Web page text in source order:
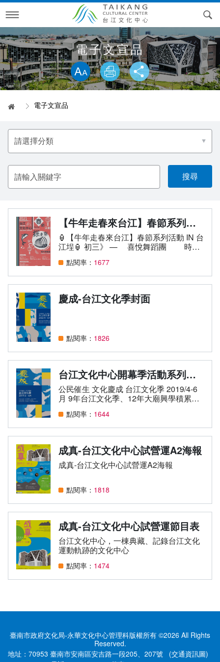
跳
到
主
要
內
容訊息專區
最新消息
電子文宣
電子文宣品
精彩片段
線上報名
活動月曆
專案活動
台江文化季
2026台江文化季—內海派對‧庄頭看戲
2024台江文化季—偶遇台江
2023台江文化季—建庄二百年
2022台江文化季
2021台江文化季
2019台江文化季 —開幕季活動
2018台江文化季
2017台江文化季
專案回顧
圖書館活動
開館試營運活動
開幕季活動
2023開江紀藝術裝置展&棲身的港灣
參觀資訊
空間導覽
交通資訊
貼心服務
科長信箱
科長信箱進度查詢
表單下載
問卷調查
無障礙專區
表演檔期申請
關於我們
歷史沿革
園區建物介紹
台南社區大學台江分校創校願景
組織職掌
走讀台江文化
台江內海及其庄社
大廟興學
台江文化季
社區博物館
台江流域學習
台江文化節慶
周邊場館組織
國立台江國家公園
國立臺灣歷史博物館
安南區公所
電子文宣品
略過字型切換，社群分享工具列
首頁 電子文宣品
選
擇
分
類
請
輸
入
關
字
【牛年走春來台江】春節系列活動
🏮【牛年走春來台江】春節系列活動 IN 台
江埕🏮 初三》 — 喜悅舞蹈團 時
幸韻流行爵士樂團 時間》
2/15（一）15:30-17:00 初五》— 快樂
先生 時間》2/16（二）15:30-16:30
💮 戶外互動裝置 💮 主題｜探更寮／
格列佛隧道 時間》2 / 1 (一）至 3 /
點閱率： 1677
慶成-台江文化季封面
點閱率： 1826
台江文化中心開幕季活動系列活動手冊
公民催生 文化慶成 台江文化季 2019/4-6
月 9年台江文化季、12年大廟興學積累、
文化中心終於慶成！以在地文化為本，公
民為體，文化創藝與輸出從此開始。
點閱率： 1644
成真-台江文化中心試營運A2海報
成真-台江文化中心試營運A2海報
點閱率： 1818
成真-台江文化中心試營運節目表
台江文化中心，一棟典藏、記錄台江文化
運動軌跡的文化中心
點閱率： 1474
臺南市政府文化局-永華文化中心管理科版權所有 ©2026 All Rights
Reserved.
地址：70953 臺南市安南區安吉路一段205、207號
(交通資訊圖)